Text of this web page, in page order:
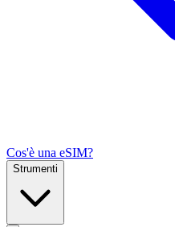
Cos'è una eSIM?
Strumenti